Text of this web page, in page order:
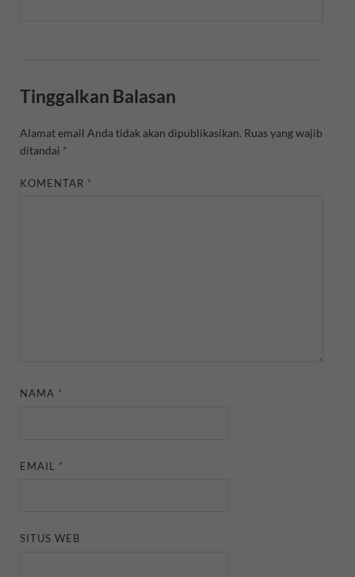
Tinggalkan Balasan
Alamat email Anda tidak akan dipublikasikan. Ruas yang wajib
ditandai *
KOMENTAR *
NAMA *
EMAIL *
SITUS WEB